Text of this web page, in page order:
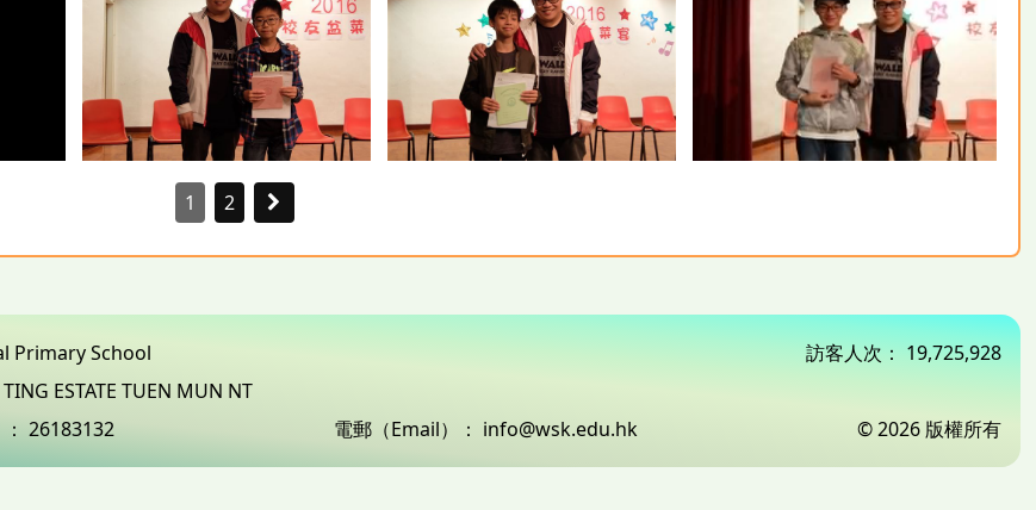
1 2
Primary School 訪客人次： 19,725,928
ESTATE TUEN MUN NT
26183132 電郵（Email）： info@wsk.edu.hk © 2026 版權所有